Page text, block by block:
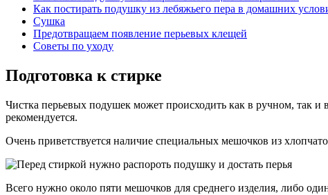
Как постирать подушку из лебяжьего пера в домашних
Сушка
Предотвращаем появление перьевых клещей
Советы по уходу
Подготовка к стирке
Чистка перьевых подушек может происходить как в ручном, так и
рекомендуется.
Очень приветствуется наличие специальных мешочков из
Всего нужно около пяти мешочков для среднего изделия, либо